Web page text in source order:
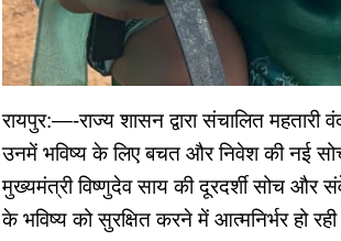
रायपुर:—-राज्य शासन द्वारा संचालित
उनमें भविष्य के लिए बचत और निवेश की नई सोच
मुख्यमंत्री विष्णुदेव साय की दूरदर्शी सोच और
के भविष्य को सुरक्षित करने में आत्मनिर्भर हो